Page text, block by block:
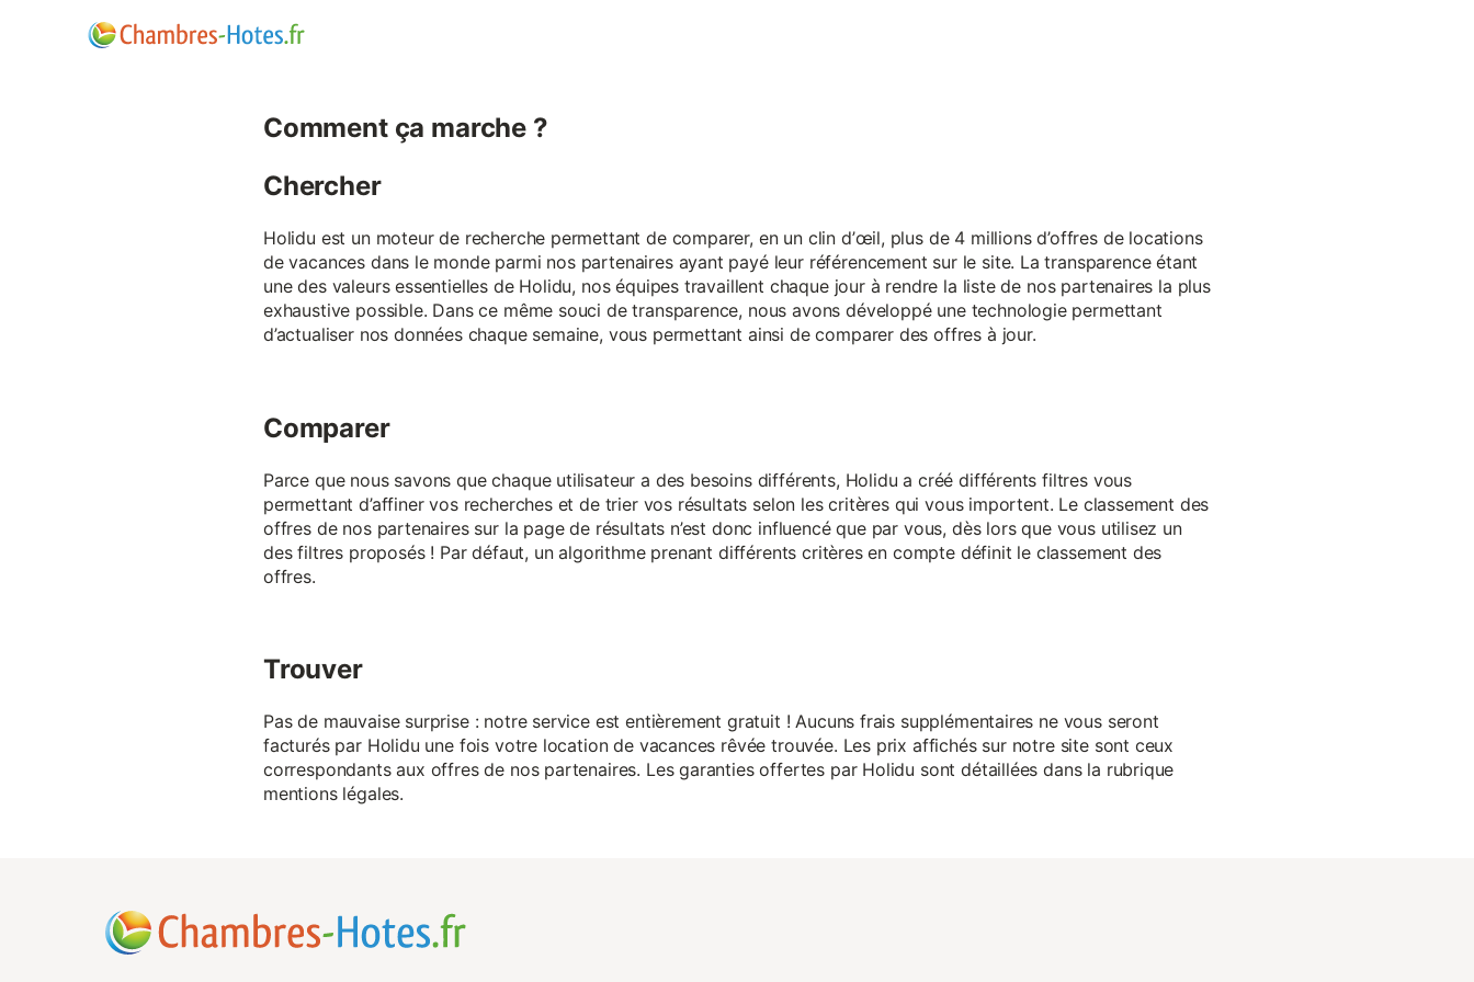
Comment ça marche ?
Chercher
Holidu est un moteur de recherche permettant de comparer, en un clin d’œil, plus de 4 millions d’offres de locations
de vacances dans le monde parmi nos partenaires ayant payé leur référencement sur le site. La transparence étant
une des valeurs essentielles de Holidu, nos équipes travaillent chaque jour à rendre la liste de nos partenaires la plus
exhaustive possible. Dans ce même souci de transparence, nous avons développé une technologie permettant
d’actualiser nos données chaque semaine, vous permettant ainsi de comparer des offres à jour.
Comparer
Parce que nous savons que chaque utilisateur a des besoins différents, Holidu a créé différents filtres vous
permettant d’affiner vos recherches et de trier vos résultats selon les critères qui vous importent. Le classement des
offres de nos partenaires sur la page de résultats n’est donc influencé que par vous, dès lors que vous utilisez un
des filtres proposés ! Par défaut, un algorithme prenant différents critères en compte définit le classement des
offres.
Trouver
Pas de mauvaise surprise : notre service est entièrement gratuit ! Aucuns frais supplémentaires ne vous seront
facturés par Holidu une fois votre location de vacances rêvée trouvée. Les prix affichés sur notre site sont ceux
correspondants aux offres de nos partenaires. Les garanties offertes par Holidu sont détaillées dans la rubrique
mentions légales.